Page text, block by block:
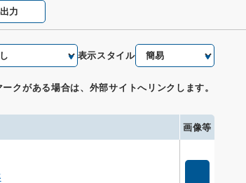
力
表示スタイル
ークがある場合は、外部サイトへリンクします。
画像等